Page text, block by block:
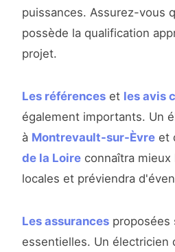
puissances. Assurez-vous
possède la qualification
projet.
Les références et les avis
également importants. Un
à Montrevault-sur-Èvre et
de la Loire connaîtra
locales et préviendra
Les assurances proposées
essentielles. Un électricien